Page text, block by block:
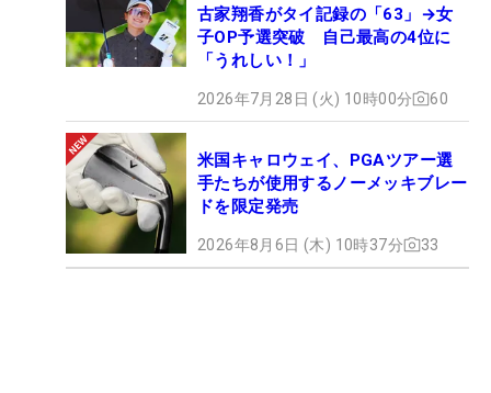
古家翔香がタイ記録の「63」→女
子OP予選突破 自己最高の4位に
「うれしい！」
2026年7月28日 (火) 10時00分 60
米国キャロウェイ、PGAツアー選
手たちが使用するノーメッキブレー
ドを限定発売
2026年8月6日 (木) 10時37分 33